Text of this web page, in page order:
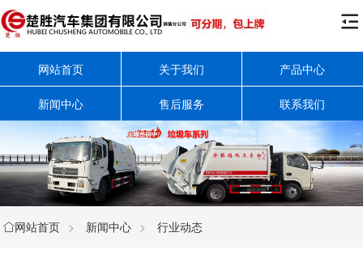

网站首页 关于我们 产品中心
新闻中心 售后服务 联系我们
网站首页 > 新闻中心 > 行业动态